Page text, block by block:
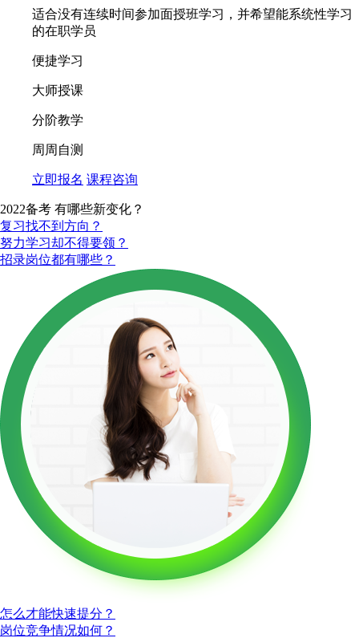
适合没有连续时间参加面授班学习，并希望能系统性学习
的在职学员
便捷学习
大师授课
分阶教学
周周自测
立即报名 课程咨询
2022备考 有哪些新变化？
复习找不到方向？
努力学习却不得要领？
招录岗位都有哪些？
怎么才能快速提分？
岗位竞争情况如何？